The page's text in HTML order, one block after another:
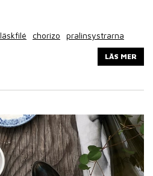
chorizo pralinsystrarna
LÄS MER